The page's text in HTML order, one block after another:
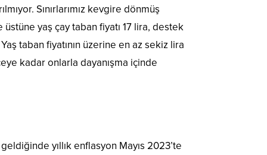
Sınırlarımız kevgire dönmüş
yaş çay taban fiyatı 17 lira, destek
taban fiyatının üzerine en az sekiz lira
kadar onlarla dayanışma içinde
yıllık enflasyon Mayıs 2023’te